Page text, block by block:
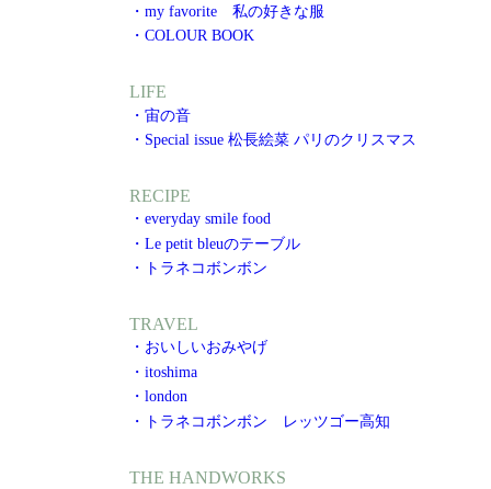
・my favorite 私の好きな服
・COLOUR BOOK
LIFE
・宙の音
・Special issue 松長絵菜 パリのクリスマス
RECIPE
・everyday smile food
・Le petit bleuのテーブル
・トラネコボンボン
TRAVEL
・おいしいおみやげ
・itoshima
・london
・トラネコボンボン レッツゴー高知
THE HANDWORKS